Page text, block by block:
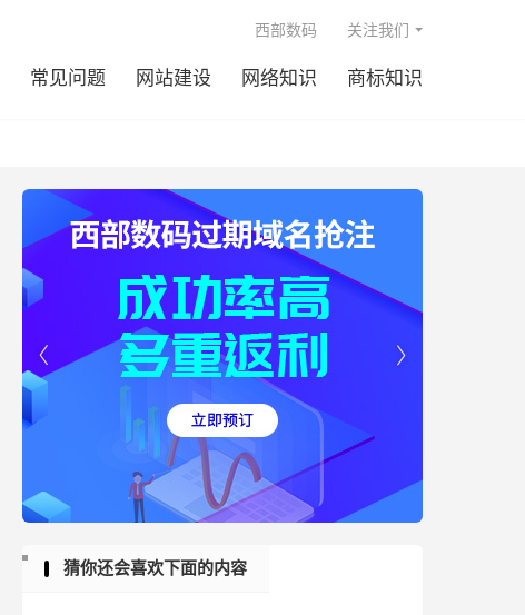
常见问题 网站建设 网络知识 商标知识
西部数码 关注我们


猜你还会喜欢下面的内容